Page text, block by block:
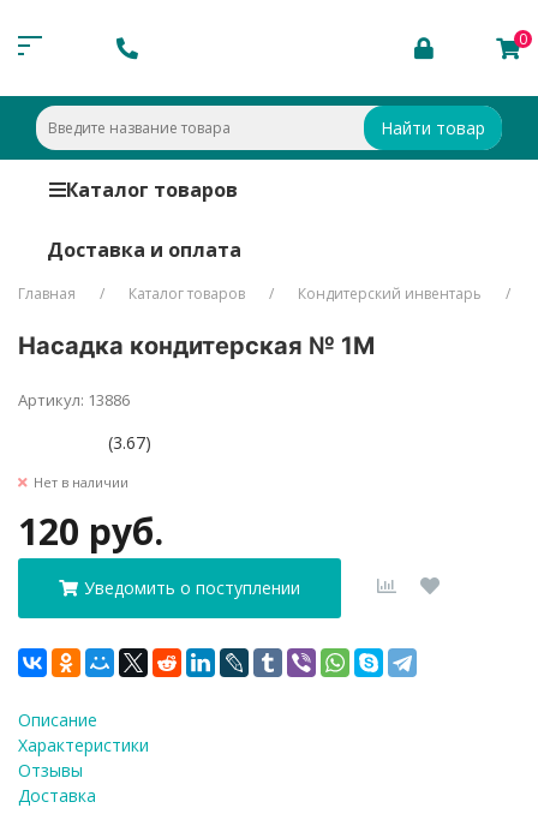
0
Найти товар
Каталог товаров
Доставка и оплата
Главная Каталог товаров Кондитерский инвентарь
Насадка кондитерская № 1М
Артикул: 13886
(3.67)
Нет в наличии
120 руб.
Уведомить о поступлении
Описание
Характеристики
Отзывы
Доставка